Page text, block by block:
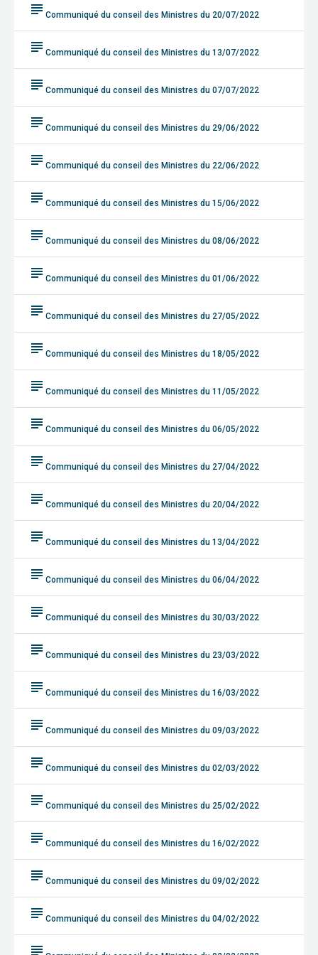
subject Communiqué du conseil des Ministres du 20/07/2022
subject Communiqué du conseil des Ministres du 13/07/2022
subject Communiqué du conseil des Ministres du 07/07/2022
subject Communiqué du conseil des Ministres du 29/06/2022
subject Communiqué du conseil des Ministres du 22/06/2022
subject Communiqué du conseil des Ministres du 15/06/2022
subject Communiqué du conseil des Ministres du 08/06/2022
subject Communiqué du conseil des Ministres du 01/06/2022
subject Communiqué du conseil des Ministres du 27/05/2022
subject Communiqué du conseil des Ministres du 18/05/2022
subject Communiqué du conseil des Ministres du 11/05/2022
subject Communiqué du conseil des Ministres du 06/05/2022
subject Communiqué du conseil des Ministres du 27/04/2022
subject Communiqué du conseil des Ministres du 20/04/2022
subject Communiqué du conseil des Ministres du 13/04/2022
subject Communiqué du conseil des Ministres du 06/04/2022
subject Communiqué du conseil des Ministres du 30/03/2022
subject Communiqué du conseil des Ministres du 23/03/2022
subject Communiqué du conseil des Ministres du 16/03/2022
subject Communiqué du conseil des Ministres du 09/03/2022
subject Communiqué du conseil des Ministres du 02/03/2022
subject Communiqué du conseil des Ministres du 25/02/2022
subject Communiqué du conseil des Ministres du 16/02/2022
subject Communiqué du conseil des Ministres du 09/02/2022
subject Communiqué du conseil des Ministres du 04/02/2022
subject